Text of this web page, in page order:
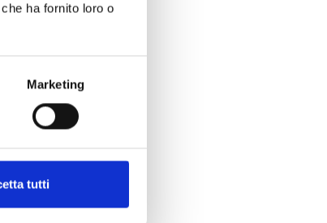
ha fornito loro o
Marketing
tutti